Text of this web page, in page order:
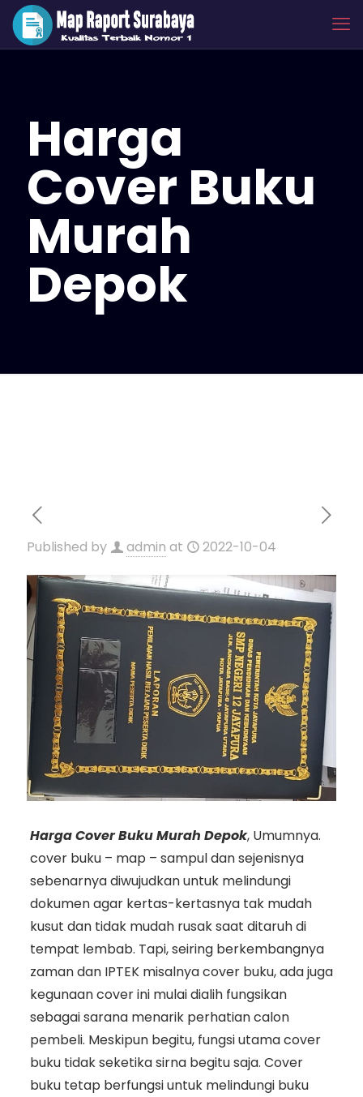
Harga
Cover Buku
Murah
Depok
Published by admin at 2022-10-04
Harga Cover Buku Murah Depok, Umumnya.
cover buku – map – sampul dan sejenisnya
sebenarnya diwujudkan untuk melindungi
dokumen agar kertas-kertasnya tak mudah
kusut dan tidak mudah rusak saat ditaruh di
tempat lembab. Tapi, seiring berkembangnya
zaman dan IPTEK misalnya cover buku, ada juga
kegunaan cover ini mulai dialih fungsikan
sebagai sarana menarik perhatian calon
pembeli. Meskipun begitu, fungsi utama cover
buku tidak seketika sirna begitu saja. Cover
buku tetap berfungsi untuk melindungi buku